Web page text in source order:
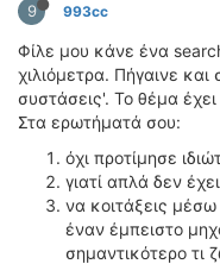
9 993cc
Φίλε μου κάνε ένα
χιλιόμετρα. Πήγαινε
συστάσεις'. Το θέμα
Στα ερωτήματά σου:
όχι προτίμησε
γιατί απλά δεν
να κοιτάξεις
έναν έμπειστο
σημαντικότερο τι